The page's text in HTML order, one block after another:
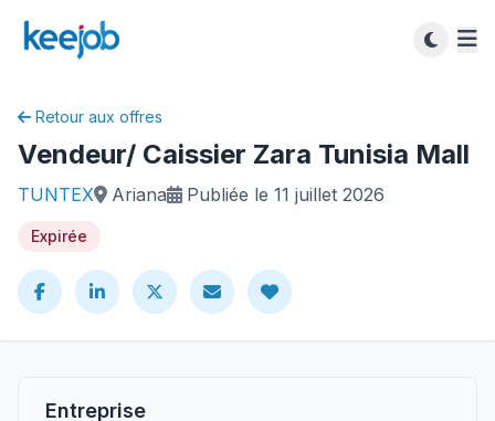
Retour aux offres
Vendeur/ Caissier Zara Tunisia Mall
TUNTEX Ariana Publiée le 11 juillet 2026
Expirée
Entreprise